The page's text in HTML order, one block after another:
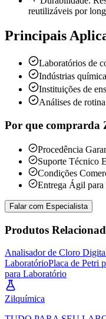
reutilizáveis por
Principais
Laboratórios de
Indústrias
Instituições de
Análises de
Por que comprarda
Procedência
Suporte Técnico
Condições
Entrega Ágil
Falar com Especialista
Produtos
Analisador de Cloro
LaboratórioPlaca de Petri
para Laboratório
Zilquímica